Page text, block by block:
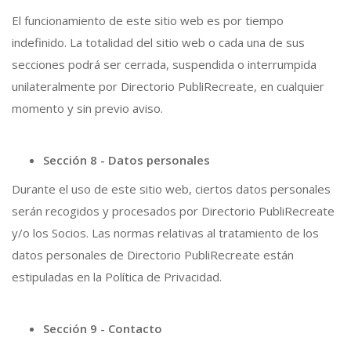
El funcionamiento de este sitio web es por tiempo
indefinido. La totalidad del sitio web o cada una de sus
secciones podrá ser cerrada, suspendida o interrumpida
unilateralmente por Directorio PubliRecreate, en cualquier
momento y sin previo aviso.
Sección 8 - Datos personales
Durante el uso de este sitio web, ciertos datos personales
serán recogidos y procesados por Directorio PubliRecreate
y/o los Socios. Las normas relativas al tratamiento de los
datos personales de Directorio PubliRecreate están
estipuladas en la Política de Privacidad.
Sección 9 - Contacto